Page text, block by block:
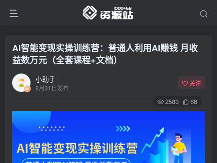
AI智能变现实操训练营：普通人利用AI赚钱 月收
益数万元（全套课程+文档）
小助手
8月31日发布
关注
2583 68